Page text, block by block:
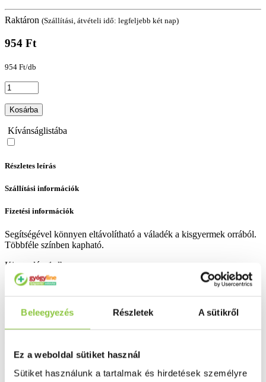
Beleegyezés Részletek A sütikről
Ez a weboldal sütiket használ
Sütiket használunk a tartalmak és hirdetések személyre
Raktáron (Szállítási, átvételi idő: legfeljebb két nap)
954 Ft
954 Ft/db
Kosárba
Kívánságlistába
Részletes leírás
Szállítási információk
Fizetési információk
Segítségével könnyen eltávolítható a váladék a kisgyermek orrából.
Többféle színben kapható.
Kiszerelés: 1 db.
Bővebben ...